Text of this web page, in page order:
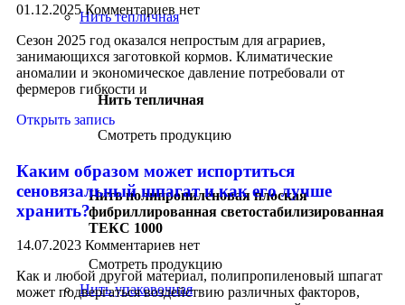
Нить тепличная
Нить тепличная
Смотреть продукцию
Нить полипропиленовая плоская
фибриллированная светостабилизированная
ТЕКС 1000
Смотреть продукцию
Нить упаковочная
01.12.2025Комментариев нет
Сезон 2025 год оказался непростым для аграриев,
занимающихся заготовкой кормов. Климатические
аномалии и экономическое давление потребовали от
фермеров гибкости и
Открыть запись
Каким образом может испортиться
сеновязальный шпагат и как его лучше
хранить?
14.07.2023 Комментариев нет
Как и любой другой материал, полипропиленовый шпагат
может подвергаться воздействию различных факторов,